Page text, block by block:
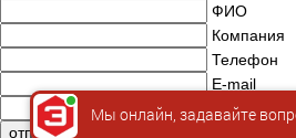
ФИО
Компания
Телефон
E-mail
ИНН
Мы онлайн, задавайте